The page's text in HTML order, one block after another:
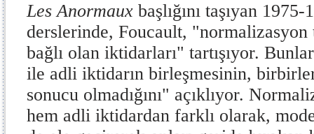
Les Anormaux başlığını taşıyan
derslerinde, Foucault,
bağlı olan iktidarları" tartışıyor.
ile adli iktidarın birleşmesinin,
sonucu olmadığını" açıklıyor.
hem adli iktidardan farklı olarak,